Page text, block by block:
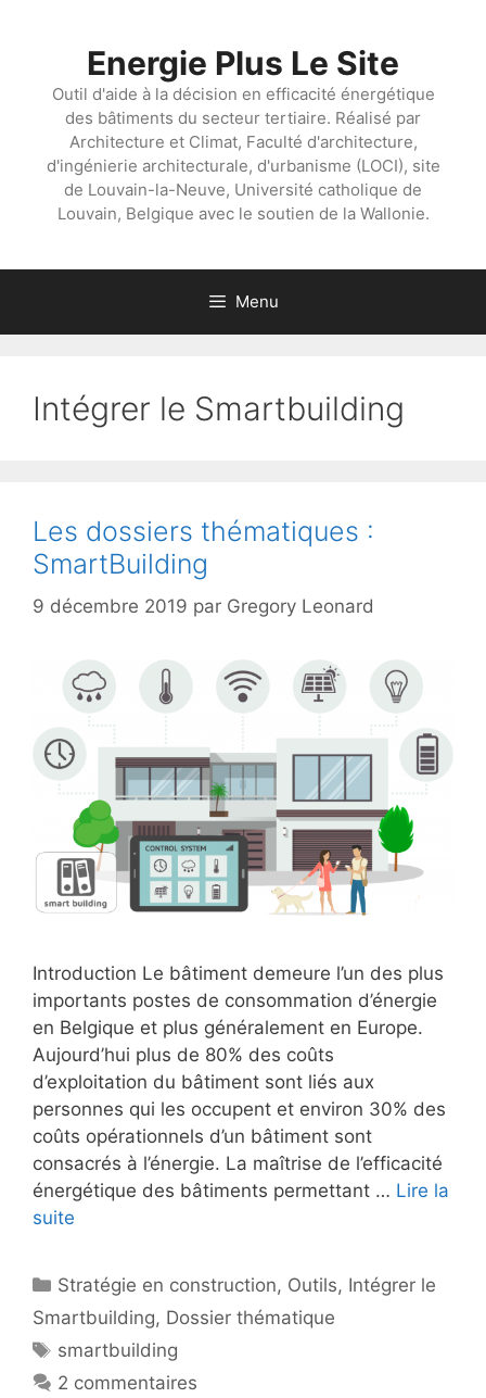
Energie Plus Le Site
Outil d'aide à la décision en efficacité énergétique
des bâtiments du secteur tertiaire. Réalisé par
Architecture et Climat, Faculté d'architecture,
d'ingénierie architecturale, d'urbanisme (LOCI), site
de Louvain-la-Neuve, Université catholique de
Louvain, Belgique avec le soutien de la Wallonie.
Menu
Intégrer le Smartbuilding
Les dossiers thématiques :
SmartBuilding
9 décembre 2019 par Gregory Leonard
Introduction Le bâtiment demeure l’un des plus
importants postes de consommation d’énergie
en Belgique et plus généralement en Europe.
Aujourd’hui plus de 80% des coûts
d’exploitation du bâtiment sont liés aux
personnes qui les occupent et environ 30% des
coûts opérationnels d’un bâtiment sont
consacrés à l’énergie. La maîtrise de l’efficacité
énergétique des bâtiments permettant … Lire la
suite
Catégories
Stratégie en construction, Outils, Intégrer le
Smartbuilding, Dossier thématique
Étiquettes
smartbuilding
2 commentaires